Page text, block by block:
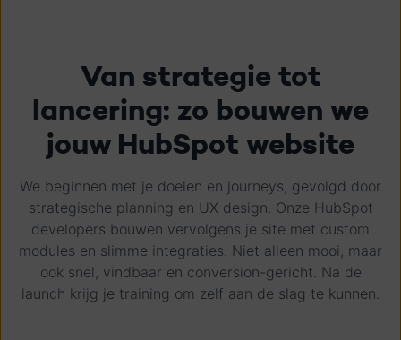
Van strategie tot
lancering: zo bouwen we
jouw HubSpot website
We beginnen met je doelen en journeys, gevolgd door
strategische planning en UX design. Onze HubSpot
developers bouwen vervolgens je site met custom
modules en slimme integraties. Niet alleen mooi, maar
ook snel, vindbaar en conversion-gericht. Na de
launch krijg je training om zelf aan de slag te kunnen.